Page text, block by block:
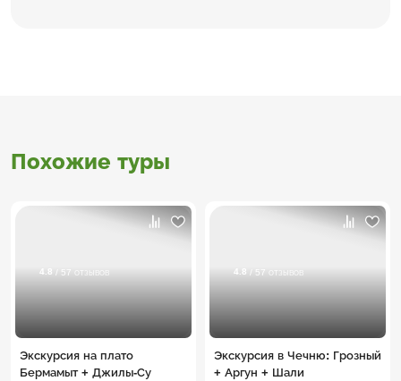
Похожие туры
4.8 / 57 отзывов
Экскурсия на плато
Бермамыт + Джилы-Су
4.8 / 57 отзывов
Экскурсия в Чечню: Грозный
+ Аргун + Шали